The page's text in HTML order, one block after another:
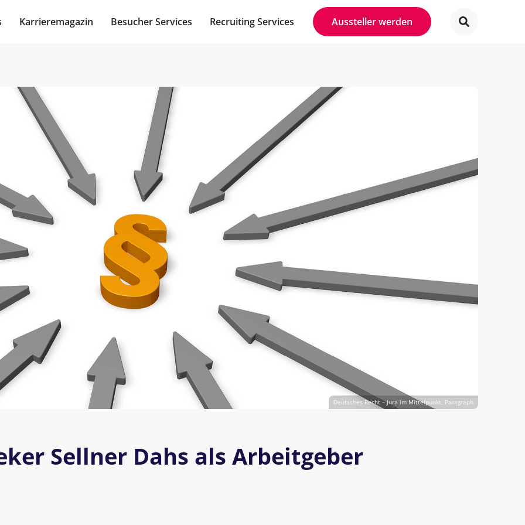
Karrieremagazin Besucher Services Recruiting Services Aussteller werden
Deutsches Recht – Jura im Mittelpunkt, Paragraph
Sellner Dahs als Arbeitgeber